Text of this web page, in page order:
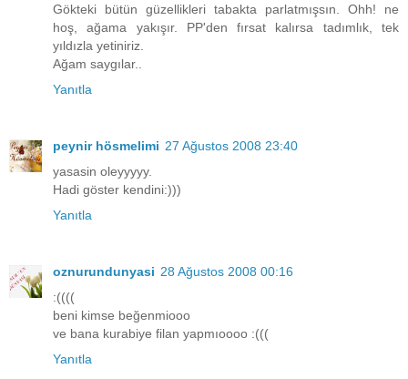
Gökteki bütün güzellikleri tabakta parlatmışsın. Ohh! ne
hoş, ağama yakışır. PP'den fırsat kalırsa tadımlık, tek
yıldızla yetiniriz.
Ağam saygılar..
Yanıtla
peynir hösmelimi 27 Ağustos 2008 23:40
yasasin oleyyyyy.
Hadi göster kendini:)))
Yanıtla
oznurundunyasi 28 Ağustos 2008 00:16
:((((
beni kimse beğenmiooo
ve bana kurabiye filan yapmıoooo :(((
Yanıtla